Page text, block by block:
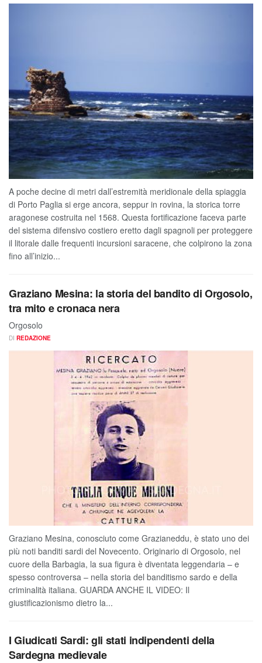
A poche decine di metri dall’estremità meridionale della spiaggia
di Porto Paglia si erge ancora, seppur in rovina, la storica torre
aragonese costruita nel 1568. Questa fortificazione faceva parte
del sistema difensivo costiero eretto dagli spagnoli per proteggere
il litorale dalle frequenti incursioni saracene, che colpirono la zona
fino all’inizio...
Graziano Mesina: la storia del bandito di Orgosolo,
tra mito e cronaca nera
Orgosolo
DI REDAZIONE
Graziano Mesina, conosciuto come Grazianeddu, è stato uno dei
più noti banditi sardi del Novecento. Originario di Orgosolo, nel
cuore della Barbagia, la sua figura è diventata leggendaria – e
spesso controversa – nella storia del banditismo sardo e della
criminalità italiana. GUARDA ANCHE IL VIDEO: Il
giustificazionismo dietro la...
I Giudicati Sardi: gli stati indipendenti della
Sardegna medievale